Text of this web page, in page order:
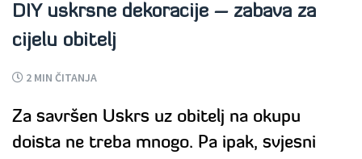
DIY uskrsne dekoracije – zabava za
cijelu obitelj
2 MIN ČITANJA
Za savršen Uskrs uz obitelj na okupu
doista ne treba mnogo. Pa ipak, svjesni